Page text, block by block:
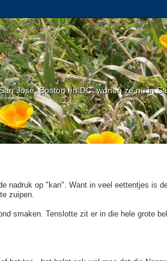
Jose, Boston en DC, wonen ze nu in
nadruk op "kan". Want in veel eettentjes is
zuipen.
smaken. Tenslotte zit er in die hele grote